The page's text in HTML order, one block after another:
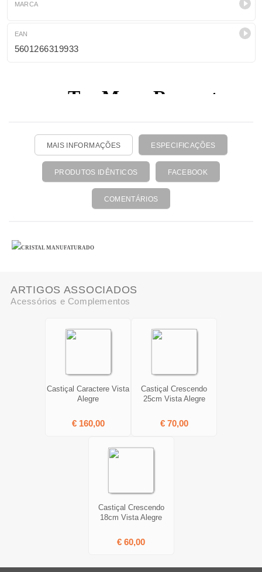
MARCA
EAN
5601266319933
MAIS INFORMAÇÕES ESPECIFICAÇÕES
PRODUTOS IDÊNTICOS FACEBOOK
COMENTÁRIOS
CRISTAL MANUFATURADO
ARTIGOS ASSOCIADOS
Acessórios e Complementos
Castiçal Caractere Vista
Alegre
€ 160,00
Castiçal Crescendo
25cm Vista Alegre
€ 70,00
Castiçal Crescendo
18cm Vista Alegre
€ 60,00